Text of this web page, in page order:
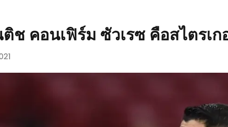
ช คอนเฟิร์ม ซัวเรซ คือสไตรเ